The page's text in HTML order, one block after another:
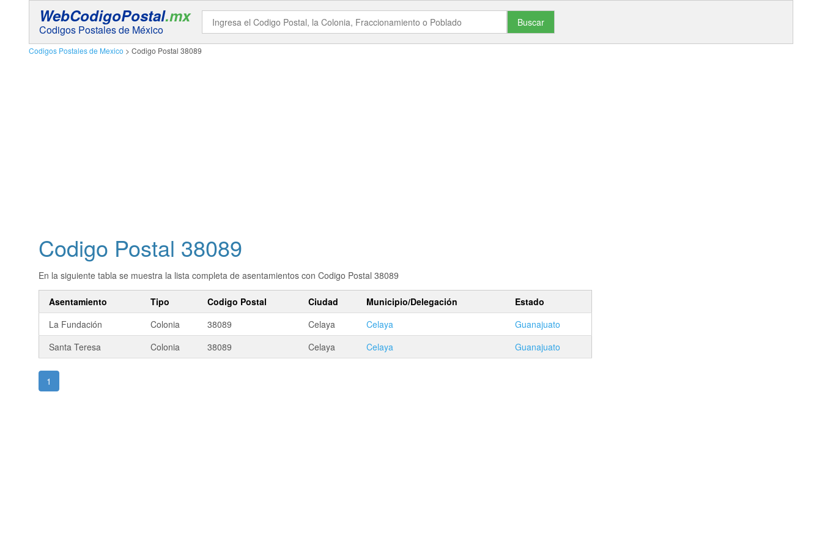
WebCodigoPostal.mx
Codigos Postales de México
Buscar
Codigos Postales de Mexico > Codigo Postal 38089
Codigo Postal 38089
En la siguiente tabla se muestra la lista completa de asentamientos con Codigo Postal 38089
Asentamiento Tipo Codigo Postal Ciudad Municipio/Delegación
Estado
La Fundación
Colonia 38089 Celaya Celaya
Guanajuato
Santa Teresa
Colonia 38089 Celaya Celaya Guanajuato
1